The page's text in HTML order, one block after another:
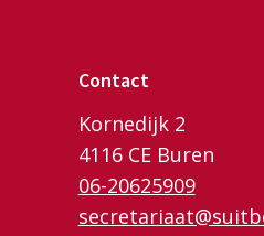
Contact
Kornedijk 2
4116 CE Buren
06-20625909